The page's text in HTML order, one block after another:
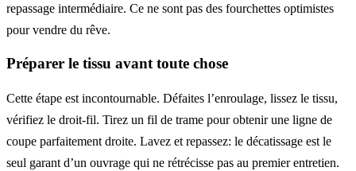
repassage intermédiaire. Ce ne sont pas des fourchettes optimistes
pour vendre du rêve.
Préparer le tissu avant toute chose
Cette étape est incontournable. Défaites l’enroulage, lissez le tissu,
vérifiez le droit-fil. Tirez un fil de trame pour obtenir une ligne de
coupe parfaitement droite. Lavez et repassez: le décatissage est le
seul garant d’un ouvrage qui ne rétrécisse pas au premier entretien.